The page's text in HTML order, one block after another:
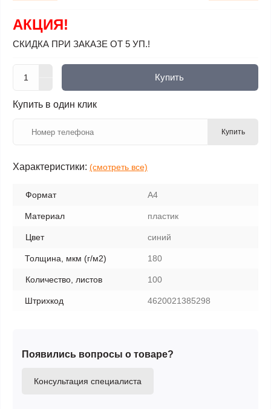
АКЦИЯ!
СКИДКА ПРИ ЗАКАЗЕ ОТ 5 УП.!
Купить
Купить в один клик
Купить
Характеристики: (смотреть все)
Формат А4
Материал пластик
Цвет синий
Толщина, мкм (г/м2) 180
Количество, листов 100
Штрихкод 4620021385298
Появились вопросы о товаре?
Консультация специалиста